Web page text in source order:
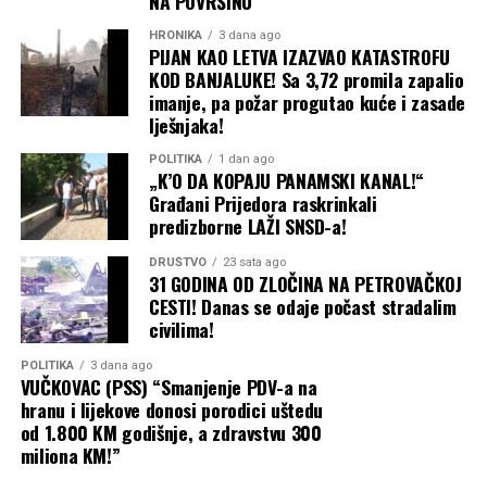
HRONIKA 3 dana ago
PIJAN KAO LETVA IZAZVAO KATASTROFU
KOD BANJALUKE! Sa 3,72 promila zapalio
imanje, pa požar progutao kuće i zasade
lješnjaka!
POLITIKA 1 dan ago
„K’O DA KOPAJU PANAMSKI KANAL!“
Građani Prijedora raskrinkali
predizborne LAŽI SNSD-a!
DRUŠTVO 23 sata ago
31 GODINA OD ZLOČINA NA PETROVAČKOJ
CESTI! Danas se odaje počast stradalim
civilima!
POLITIKA 3 dana ago
VUČKOVAC (PSS) “Smanjenje PDV-a na
hranu i lijekove donosi porodici uštedu
od 1.800 KM godišnje, a zdravstvu 300
miliona KM!”